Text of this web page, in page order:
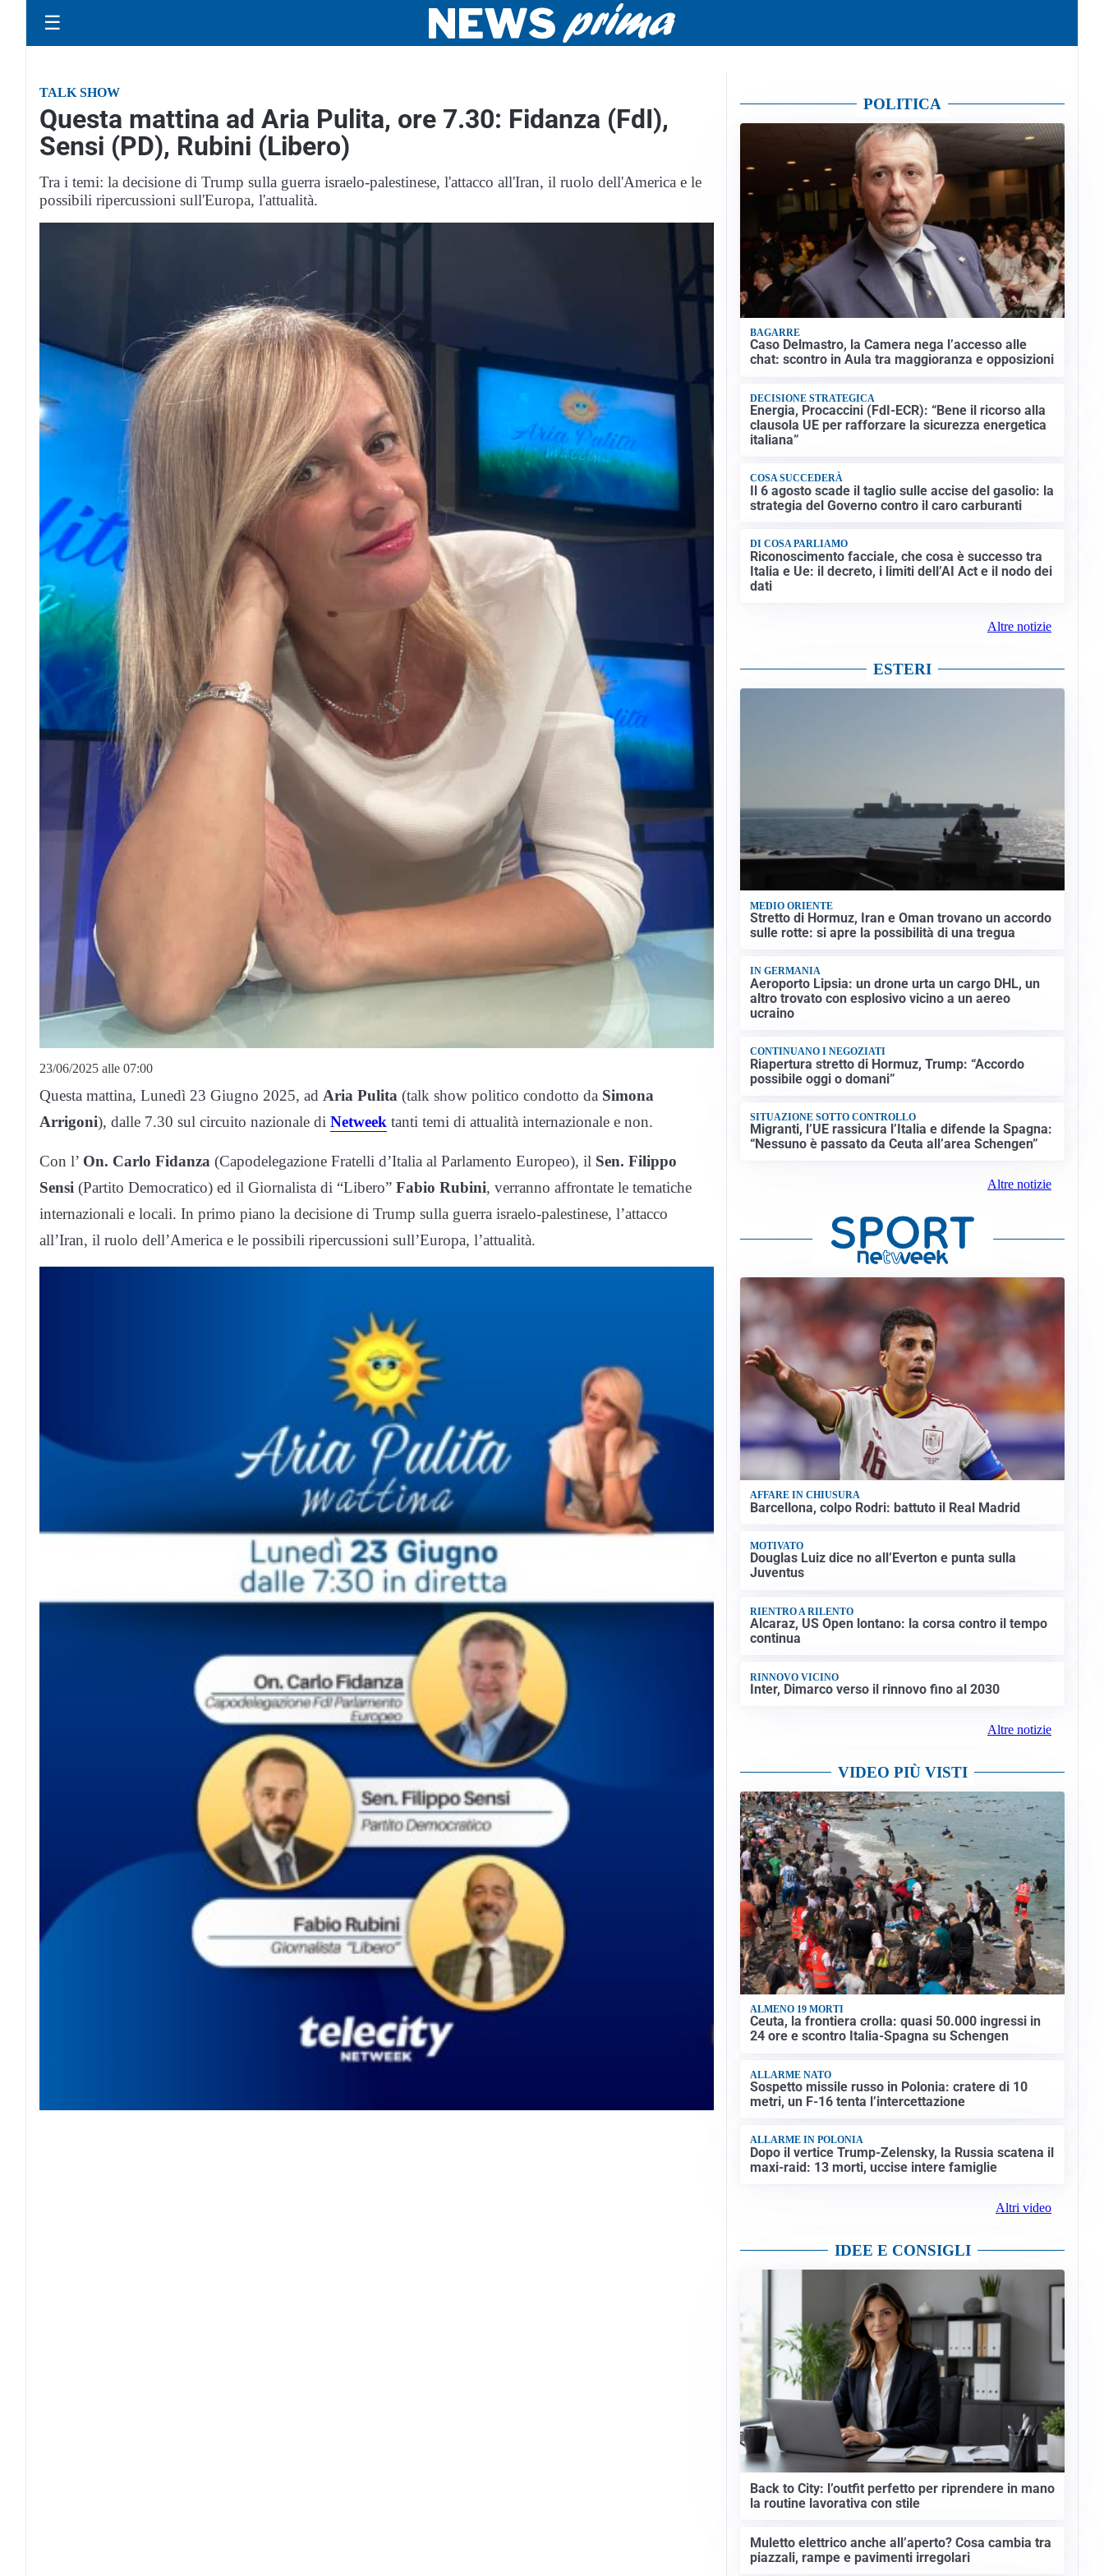
☰
TALK SHOW
Questa mattina ad Aria Pulita, ore 7.30: Fidanza (FdI),
Sensi (PD), Rubini (Libero)
Tra i temi: la decisione di Trump sulla guerra israelo-palestinese, l'attacco all'Iran, il ruolo dell'America e le
possibili ripercussioni sull'Europa, l'attualità.
23/06/2025 alle 07:00
Questa mattina, Lunedì 23 Giugno 2025, ad Aria Pulita (talk show politico condotto da Simona
Arrigoni), dalle 7.30 sul circuito nazionale di Netweek tanti temi di attualità internazionale e non.
Con l’ On. Carlo Fidanza (Capodelegazione Fratelli d’Italia al Parlamento Europeo), il Sen. Filippo
Sensi (Partito Democratico) ed il Giornalista di “Libero” Fabio Rubini, verranno affrontate le tematiche
internazionali e locali. In primo piano la decisione di Trump sulla guerra israelo-palestinese, l’attacco
all’Iran, il ruolo dell’America e le possibili ripercussioni sull’Europa, l’attualità.
POLITICA
BAGARRE
Caso Delmastro, la Camera nega l’accesso alle
chat: scontro in Aula tra maggioranza e opposizioni
DECISIONE STRATEGICA
Energia, Procaccini (FdI-ECR): “Bene il ricorso alla
clausola UE per rafforzare la sicurezza energetica
italiana”
COSA SUCCEDERÀ
Il 6 agosto scade il taglio sulle accise del gasolio: la
strategia del Governo contro il caro carburanti
DI COSA PARLIAMO
Riconoscimento facciale, che cosa è successo tra
Italia e Ue: il decreto, i limiti dell’AI Act e il nodo dei
dati
Altre notizie
ESTERI
MEDIO ORIENTE
Stretto di Hormuz, Iran e Oman trovano un accordo
sulle rotte: si apre la possibilità di una tregua
IN GERMANIA
Aeroporto Lipsia: un drone urta un cargo DHL, un
altro trovato con esplosivo vicino a un aereo
ucraino
CONTINUANO I NEGOZIATI
Riapertura stretto di Hormuz, Trump: “Accordo
possibile oggi o domani”
SITUAZIONE SOTTO CONTROLLO
Migranti, l’UE rassicura l’Italia e difende la Spagna:
“Nessuno è passato da Ceuta all’area Schengen”
Altre notizie
AFFARE IN CHIUSURA
Barcellona, colpo Rodri: battuto il Real Madrid
MOTIVATO
Douglas Luiz dice no all’Everton e punta sulla
Juventus
RIENTRO A RILENTO
Alcaraz, US Open lontano: la corsa contro il tempo
continua
RINNOVO VICINO
Inter, Dimarco verso il rinnovo fino al 2030
Altre notizie
VIDEO PIÙ VISTI
ALMENO 19 MORTI
Ceuta, la frontiera crolla: quasi 50.000 ingressi in
24 ore e scontro Italia-Spagna su Schengen
ALLARME NATO
Sospetto missile russo in Polonia: cratere di 10
metri, un F-16 tenta l’intercettazione
ALLARME IN POLONIA
Dopo il vertice Trump-Zelensky, la Russia scatena il
maxi-raid: 13 morti, uccise intere famiglie
Altri video
IDEE E CONSIGLI
Back to City: l’outfit perfetto per riprendere in mano
la routine lavorativa con stile
Muletto elettrico anche all’aperto? Cosa cambia tra
piazzali, rampe e pavimenti irregolari